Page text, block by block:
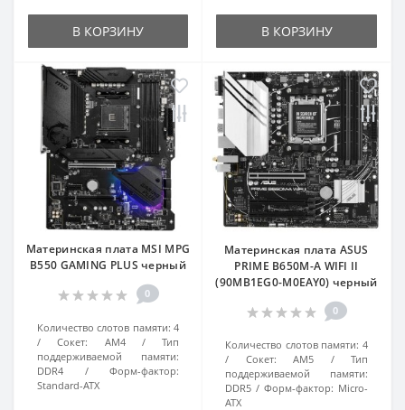
В КОРЗИНУ В КОРЗИНУ
Материнская плата MSI MPG
B550 GAMING PLUS черный
0
Количество слотов памяти: 4
Сокет:
AM4
Тип
поддерживаемой памяти:
DDR4
Форм-фактор:
Standard-ATX
Материнская плата ASUS
PRIME B650M-A WIFI II
(90MB1EG0-M0EAY0) черный
0
Количество слотов памяти: 4
Сокет:
AM5
Тип
поддерживаемой памяти:
DDR5
Форм-фактор: Micro-
ATX